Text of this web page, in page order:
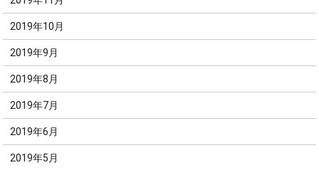
2019年10月
2019年9月
2019年8月
2019年7月
2019年6月
2019年5月